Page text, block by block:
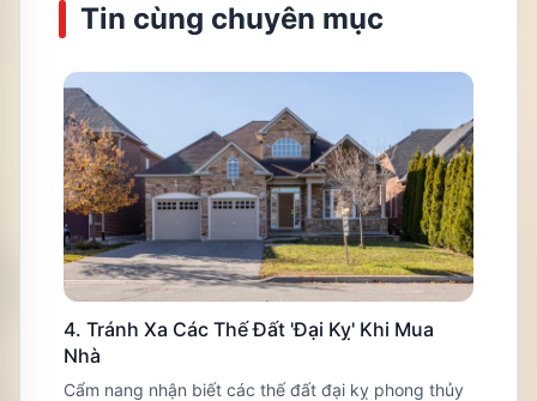
Tin cùng chuyên mục
4. Tránh Xa Các Thế Đất 'Đại Kỵ' Khi Mua
Nhà
Cẩm nang nhận biết các thế đất đại kỵ phong thủy